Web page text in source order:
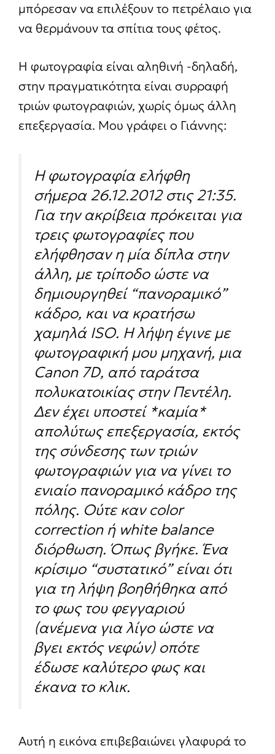
μπόρεσαν να επιλέξουν το πετρέλαιο για
να θερμάνουν τα σπίτια τους φέτος.
Η φωτογραφία είναι αληθινή -δηλαδή,
στην πραγματικότητα είναι συρραφή
τριών φωτογραφιών, χωρίς όμως άλλη
επεξεργασία. Μου γράφει ο Γιάννης:
Η φωτογραφία ελήφθη
σήμερα 26.12.2012 στις 21:35.
Για την ακρίβεια πρόκειται για
τρεις φωτογραφίες που
ελήφθησαν η μία δίπλα στην
άλλη, με τρίποδο ώστε να
δημιουργηθεί “πανοραμικό”
κάδρο, και να κρατήσω
χαμηλά ISO. Η λήψη έγινε με
φωτογραφική μου μηχανή, μια
Canon 7D, από ταράτσα
πολυκατοικίας στην Πεντέλη.
Δεν έχει υποστεί *καμία*
απολύτως επεξεργασία, εκτός
της σύνδεσης των τριών
φωτογραφιών για να γίνει το
ενιαίο πανοραμικό κάδρο της
πόλης. Ούτε καν color
correction ή white balance
διόρθωση. Όπως βγήκε. Ένα
κρίσιμο “συστατικό” είναι ότι
για τη λήψη βοηθήθηκα από
το φως του φεγγαριού
(ανέμενα για λίγο ώστε να
βγει εκτός νεφών) οπότε
έδωσε καλύτερο φως και
έκανα το κλικ.
Αυτή η εικόνα επιβεβαιώνει γλαφυρά το